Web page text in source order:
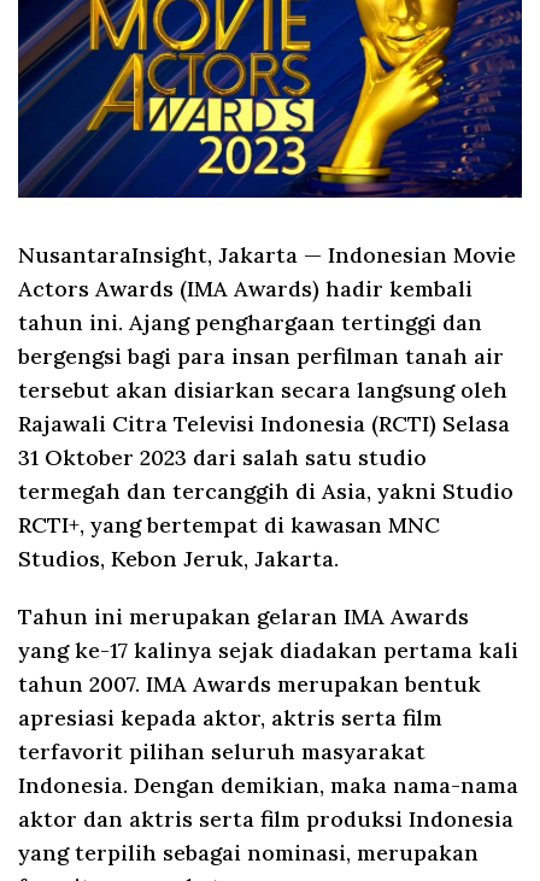
NusantaraInsight, Jakarta — Indonesian Movie
Actors Awards (IMA Awards) hadir kembali
tahun ini. Ajang penghargaan tertinggi dan
bergengsi bagi para insan perfilman tanah air
tersebut akan disiarkan secara langsung oleh
Rajawali Citra Televisi Indonesia (RCTI) Selasa
31 Oktober 2023 dari salah satu studio
termegah dan tercanggih di Asia, yakni Studio
RCTI+, yang bertempat di kawasan MNC
Studios, Kebon Jeruk, Jakarta.
Tahun ini merupakan gelaran IMA Awards
yang ke-17 kalinya sejak diadakan pertama kali
tahun 2007. IMA Awards merupakan bentuk
apresiasi kepada aktor, aktris serta film
terfavorit pilihan seluruh masyarakat
Indonesia. Dengan demikian, maka nama-nama
aktor dan aktris serta film produksi Indonesia
yang terpilih sebagai nominasi, merupakan